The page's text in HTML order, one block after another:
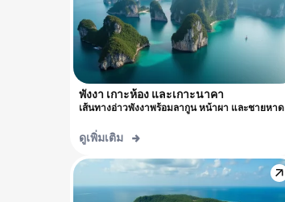
พังงา เกาะห้อง และเกาะนาคา
เส้นทางอ่าวพังงาพร้อมลากูน หน้าผา และชายหาด
ดูเพิ่มเติม